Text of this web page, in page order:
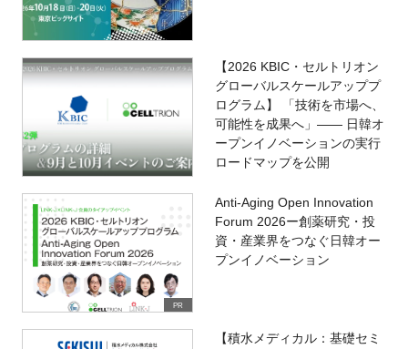
【2026 KBIC・セルトリオン
グローバルスケールアッププ
ログラム】 「技術を市場へ、
可能性を成果へ」―― 日韓オ
ープンイノベーションの実行
ロードマップを公開
PR
Anti-Aging Open Innovation
Forum 2026ー創薬研究・投
資・産業界をつなぐ日韓オー
プンイノベーション
【積水メディカル：基礎セミ